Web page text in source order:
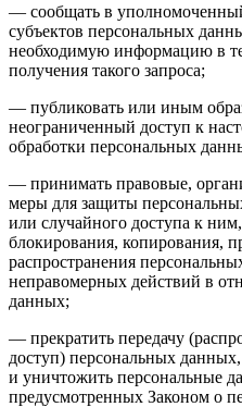
— сообщать в
субъектов персональных
необходимую информацию в
получения такого запроса;
— публиковать или иным
неограниченный доступ к
обработки персональных
— принимать правовые,
меры для защиты
или случайного доступа к
блокирования, копирования,
распространения
неправомерных действий в
данных;
— прекратить передачу
доступ) персональных
и уничтожить персональные
предусмотренных Законом о